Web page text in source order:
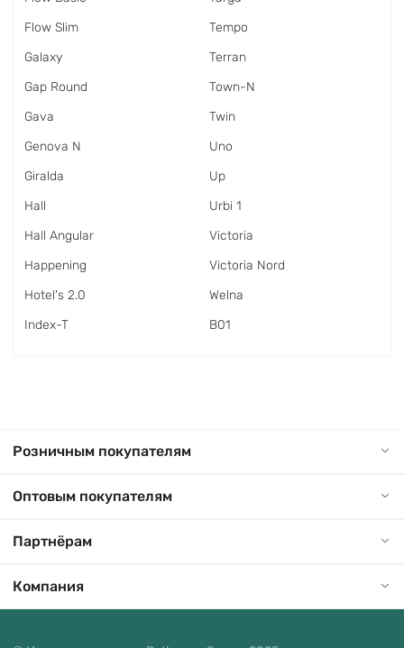
Flow Slim
Galaxy
Gap Round
Gava
Genova N
Giralda
Hall
Hall Angular
Happening
Hotel's 2.0
Index-T
Tempo
Terran
Town-N
Twin
Uno
Up
Urbi 1
Victoria
Victoria Nord
Welna
В01
Розничным покупателям
Оптовым покупателям
Партнёрам
Компания